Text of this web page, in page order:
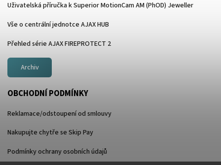
Uživatelská příručka k Superior MotionCam AM (PhOD) Jeweller
Vše o centrální jednotce AJAX HUB
Přehled série AJAX FIREPROTECT 2
Archiv
OBCHODNÍ PODMÍNKY
Reklamace/odstoupení od smlouvy
Nakupujte chytře se Skip Pay
Podmínky ochrany osobních údajů